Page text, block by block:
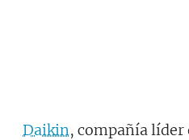
Daikin, compañía líder